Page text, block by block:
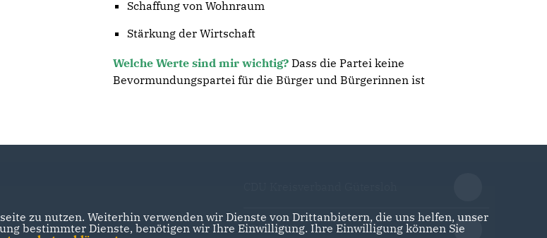
Schaffung von Wohnraum
Stärkung der Wirtschaft
Welche Werte sind mir wichtig? Dass die Partei keine
Bevormundungspartei für die Bürger und Bürgerinnen ist
CDU NRW
zu nutzen. Weiterhin verwenden wir Dienste von Drittanbietern, die uns helfen, unser
bestimmter Dienste, benötigen wir Ihre Einwilligung. Ihre Einwilligung können Sie